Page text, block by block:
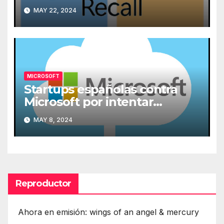
MAY 22, 2024
MICROSOFT
Startups españolas contra
Microsoft por intentar
expulsarlas de la nube
MAY 8, 2024
Reproductor
Ahora en emisión: wings of an angel & mercury